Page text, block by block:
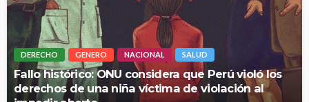
DERECHO GENERO NACIONAL SALUD
Fallo histórico: ONU considera que Perú violó los
derechos de una niña víctima de violación al